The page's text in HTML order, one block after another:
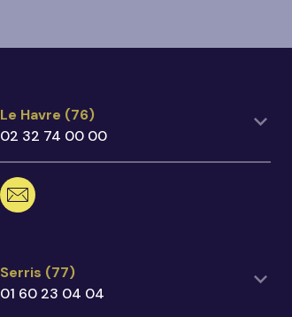
Le Havre (76)
02 32 74 00 00
lehavre@ecegroupe.fr
167 Boulevard de Strasbourg,
76600 Le Havre
Le Havre (76)
02 32 74 00 00
Serris (77)
01 60 23 04 04
Serris (77)
01 60 23 04 04